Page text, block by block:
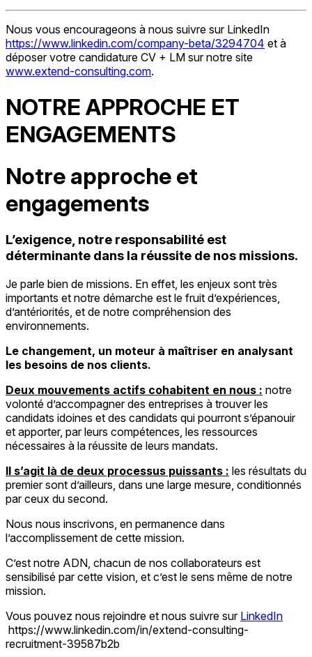
Nous vous encourageons à nous suivre sur LinkedIn
https://www.linkedin.com/company-beta/3294704 et à
déposer votre candidature CV + LM sur notre site
www.extend-consulting.com.
NOTRE APPROCHE ET
ENGAGEMENTS
Notre approche et
engagements
L’exigence, notre responsabilité est
déterminante dans la réussite de nos missions.
Je parle bien de missions. En effet, les enjeux sont très
importants et notre démarche est le fruit d’expériences,
d’antériorités, et de notre compréhension des
environnements.
Le changement, un moteur à maîtriser en analysant
les besoins de nos clients.
Deux mouvements actifs cohabitent en nous : notre
volonté d’accompagner des entreprises à trouver les
candidats idoines et des candidats qui pourront s’épanouir
et apporter, par leurs compétences, les ressources
nécessaires à la réussite de leurs mandats.
Il s’agit là de deux processus puissants : les résultats du
premier sont d’ailleurs, dans une large mesure, conditionnés
par ceux du second.
Nous nous inscrivons, en permanence dans
l’accomplissement de cette mission.
C’est notre ADN, chacun de nos collaborateurs est
sensibilisé par cette vision, et c’est le sens même de notre
mission.
Vous pouvez nous rejoindre et nous suivre sur LinkedIn
https://www.linkedin.com/in/extend-consulting-
recruitment-39587b2b